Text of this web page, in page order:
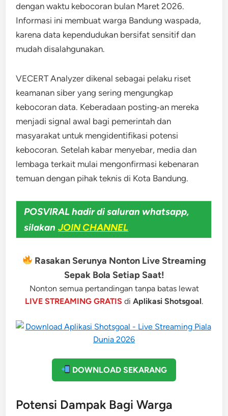
dengan waktu kebocoran bulan Maret 2026.
Informasi ini membuat warga Bandung waspada,
karena data kependudukan bersifat sensitif dan
mudah disalahgunakan.
VECERT Analyzer dikenal sebagai pelaku riset
keamanan siber yang sering mengungkap
kebocoran data. Keberadaan posting‑an mereka
menjadi signal awal bagi pemerintah dan
masyarakat untuk mengidentifikasi potensi
kebocoran. Setelah kabar menyebar, media dan
lembaga terkait mulai mengonfirmasi kebenaran
temuan dengan pihak teknis di Kota Bandung.
POSVIRAL hadir di saluran whatsapp,
silakan JOIN CHANNEL
Rasakan Serunya Nonton Live Streaming
Sepak Bola Setiap Saat!
Nonton semua pertandingan tanpa batas lewat
LIVE STREAMING GRATIS di Aplikasi Shotsgoal.
DOWNLOAD SEKARANG
Potensi Dampak Bagi Warga